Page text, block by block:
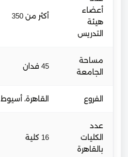
أعضاء
هيئة
التدريس
أكثر من 350
مساحة
الجامعة
45 فدان
الفروع القاهرة، أسيوط
عدد
الكليات
بالقاهرة
16 كلية